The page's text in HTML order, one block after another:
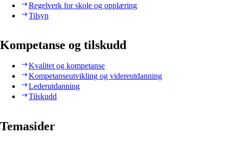
Regelverk for skole og opplæring
Tilsyn
Kompetanse og tilskudd
Kvalitet og kompetanse
Kompetanseutvikling og videreutdanning
Lederutdanning
Tilskudd
Temasider